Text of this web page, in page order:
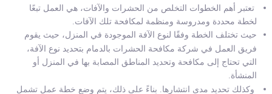
تعتبر أهم الخطوات التخلص من الحشرات والآفات، هي العمل تبعًا
لخطة محددة ومدروسة ومنظمة لمكافحة تلك الآفات.
حيث تختلف الخطة وفقًا لنوع الآفة الموجودة في المنزل، حيث يقوم
فريق العمل في شركة مكافحة الحشرات بالدمام بتحديد نوع الآفة،
التي تحتاج إلى مكافحة وتحديد المناطق المصابة بها في المنزل أو
المنشأة.
وكذلك تحديد مدى انتشارها. بناءً على ذلك، يتم وضع خطة عمل تشمل